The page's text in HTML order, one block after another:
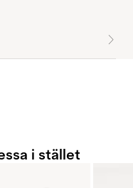
i stället